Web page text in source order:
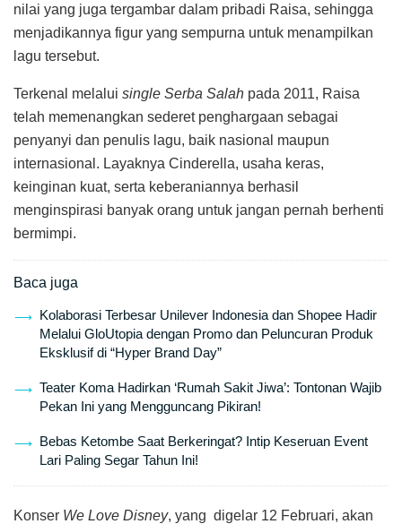
nilai yang juga tergambar dalam pribadi Raisa, sehingga
menjadikannya figur yang sempurna untuk menampilkan
lagu tersebut.
Terkenal melalui single Serba Salah pada 2011, Raisa
telah memenangkan sederet penghargaan sebagai
penyanyi dan penulis lagu, baik nasional maupun
internasional. Layaknya Cinderella, usaha keras,
keinginan kuat, serta keberaniannya berhasil
menginspirasi banyak orang untuk jangan pernah berhenti
bermimpi.
Baca juga
Kolaborasi Terbesar Unilever Indonesia dan Shopee Hadir
Melalui GloUtopia dengan Promo dan Peluncuran Produk
Eksklusif di “Hyper Brand Day”
Teater Koma Hadirkan ‘Rumah Sakit Jiwa’: Tontonan Wajib
Pekan Ini yang Mengguncang Pikiran!
Bebas Ketombe Saat Berkeringat? Intip Keseruan Event
Lari Paling Segar Tahun Ini!
Konser We Love Disney, yang digelar 12 Februari, akan